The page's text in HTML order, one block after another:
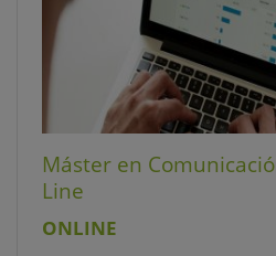
Máster en
Line
ONLINE